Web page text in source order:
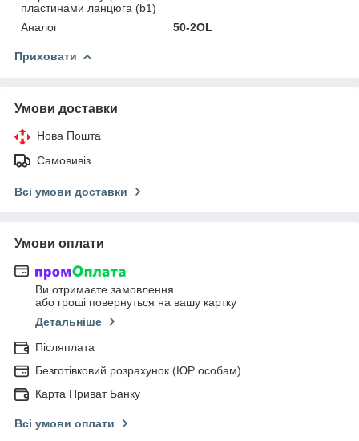
пластинами ланцюга (b1)
Аналог 50-2OL
Приховати
Умови доставки
Нова Пошта
Самовивіз
Всі умови доставки
Умови оплати
Ви отримаєте замовлення
або гроші повернуться на вашу картку
Детальніше
Післяплата
Безготівковий розрахунок (ЮР особам)
Карта Приват Банку
Всі умови оплати